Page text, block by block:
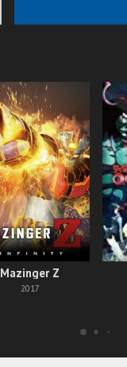
Mazinger Z
2017